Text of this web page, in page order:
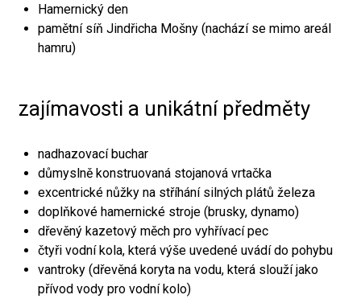
Hamernický den
pamětní síň Jindřicha Mošny (nachází se mimo areál
hamru)
zajímavosti a unikátní předměty
nadhazovací buchar
důmyslně konstruovaná stojanová vrtačka
excentrické nůžky na stříhání silných plátů železa
doplňkové hamernické stroje (brusky, dynamo)
dřevěný kazetový měch pro vyhřívací pec
čtyři vodní kola, která výše uvedené uvádí do pohybu
vantroky (dřevěná koryta na vodu, která slouží jako
přívod vody pro vodní kolo)